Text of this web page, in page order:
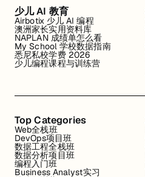
少儿 AI 教育
Airbotix 少儿 AI 编程
澳洲家长实用资料库
NAPLAN 成绩单怎么看
My School 学校数据指南
悉尼私校学费 2026
少儿编程课程与训练营
Top Categories
Web全栈班
DevOps项目班
数据工程全栈班
数据分析项目班
编程入门班
Business Analyst实习